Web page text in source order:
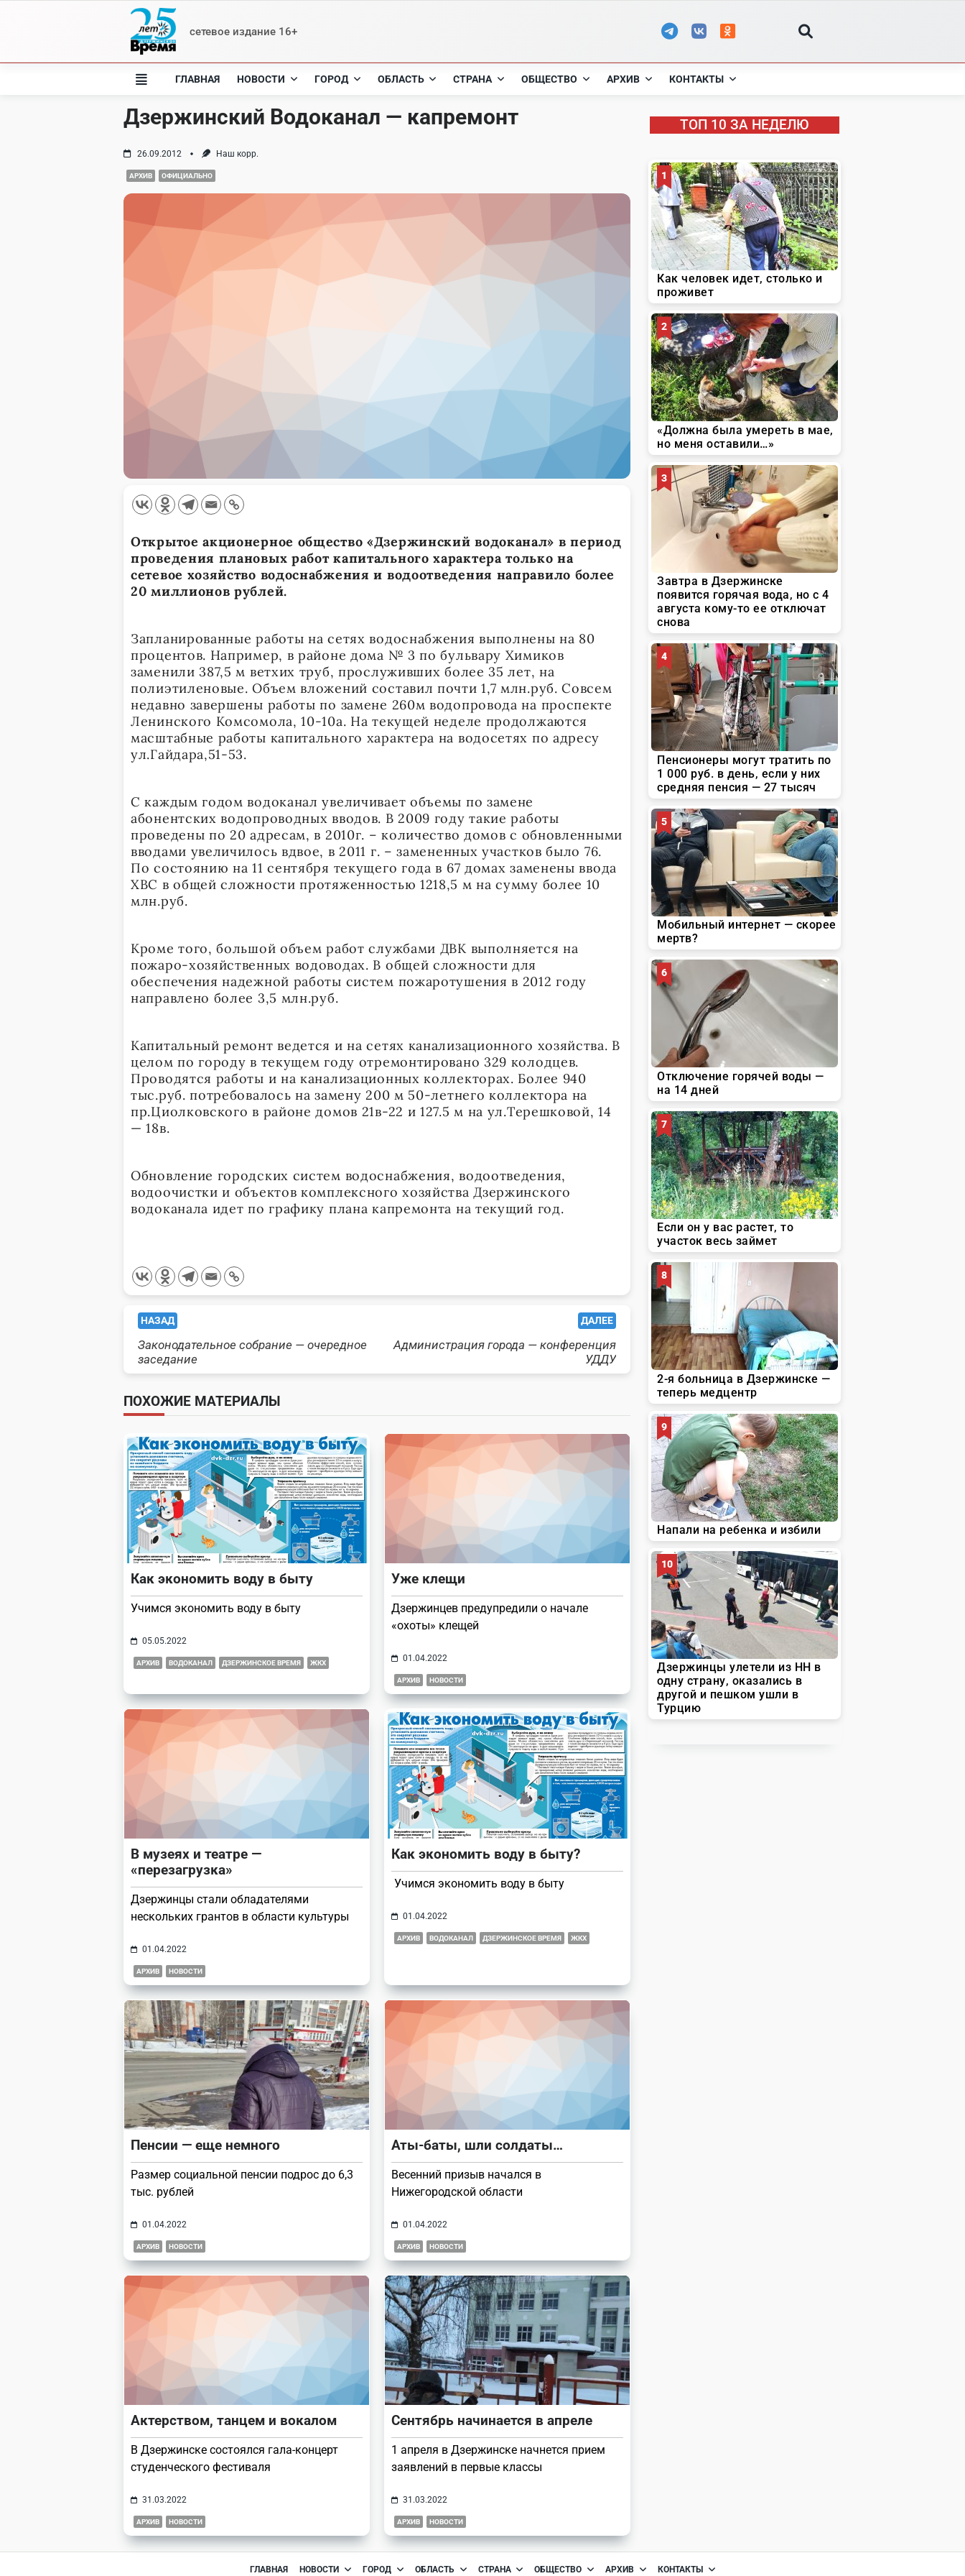
сетевое издание 16+
ГЛАВНАЯ НОВОСТИ ГОРОД ОБЛАСТЬ СТРАНА ОБЩЕСТВО АРХИВ КОНТАКТЫ
Дзержинский Водоканал — капремонт
26.09.2012 Наш корр.
АРХИВ ОФИЦИАЛЬНО
Открытое акционерное общество «Дзержинский водоканал» в период
проведения плановых работ капитального характера только на
сетевое хозяйство водоснабжения и водоотведения направило более
20 миллионов рублей.
Запланированные работы на сетях водоснабжения выполнены на 80
процентов. Например, в районе дома № 3 по бульвару Химиков
заменили 387,5 м ветхих труб, прослуживших более 35 лет, на
полиэтиленовые. Объем вложений составил почти 1,7 млн.руб. Совсем
недавно завершены работы по замене 260м водопровода на проспекте
Ленинского Комсомола, 10-10а. На текущей неделе продолжаются
масштабные работы капитального характера на водосетях по адресу
ул.Гайдара,51-53.
С каждым годом водоканал увеличивает объемы по замене
абонентских водопроводных вводов. В 2009 году такие работы
проведены по 20 адресам, в 2010г. – количество домов с обновленными
вводами увеличилось вдвое, в 2011 г. – замененных участков было 76.
По состоянию на 11 сентября текущего года в 67 домах заменены ввода
ХВС в общей сложности протяженностью 1218,5 м на сумму более 10
млн.руб.
Кроме того, большой объем работ службами ДВК выполняется на
пожаро-хозяйственных водоводах. В общей сложности для
обеспечения надежной работы систем пожаротушения в 2012 году
направлено более 3,5 млн.руб.
Капитальный ремонт ведется и на сетях канализационного хозяйства. В
целом по городу в текущем году отремонтировано 329 колодцев.
Проводятся работы и на канализационных коллекторах. Более 940
тыс.руб. потребовалось на замену 200 м 50-летнего коллектора на
пр.Циолковского в районе домов 21в-22 и 127.5 м на ул.Терешковой, 14
— 18в.
Обновление городских систем водоснабжения, водоотведения,
водоочистки и объектов комплексного хозяйства Дзержинского
водоканала идет по графику плана капремонта на текущий год.
<span
class="nav-
screen-
reader-
text">Page</span>
НАЗАД
Законодательное собрание — очередное
заседание
ДАЛЕЕ
Администрация города — конференция
УДДУ
ПОХОЖИЕ МАТЕРИАЛЫ
Как экономить воду в быту
Учимся экономить воду в быту
05.05.2022
АРХИВ ВОДОКАНАЛ ДЗЕРЖИНСКОЕ ВРЕМЯ ЖКХ
Уже клещи
Дзержинцев предупредили о начале
«охоты» клещей
01.04.2022
АРХИВ НОВОСТИ
В музеях и театре —
«перезагрузка»
Дзержинцы стали обладателями
нескольких грантов в области культуры
01.04.2022
АРХИВ НОВОСТИ
Как экономить воду в быту?
Учимся экономить воду в быту
01.04.2022
АРХИВ ВОДОКАНАЛ ДЗЕРЖИНСКОЕ ВРЕМЯ ЖКХ
Пенсии — еще немного
Размер социальной пенсии подрос до 6,3
тыс. рублей
01.04.2022
АРХИВ НОВОСТИ
Аты-баты, шли солдаты…
Весенний призыв начался в
Нижегородской области
01.04.2022
АРХИВ НОВОСТИ
Актерством, танцем и вокалом
В Дзержинске состоялся гала-концерт
студенческого фестиваля
31.03.2022
АРХИВ НОВОСТИ
Сентябрь начинается в апреле
1 апреля в Дзержинске начнется прием
заявлений в первые классы
31.03.2022
АРХИВ НОВОСТИ
ТОП 10 ЗА НЕДЕЛЮ
ГЛАВНАЯ НОВОСТИ ГОРОД ОБЛАСТЬ СТРАНА ОБЩЕСТВО АРХИВ КОНТАКТЫ